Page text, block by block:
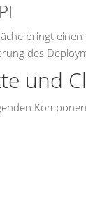
bringt
des
und